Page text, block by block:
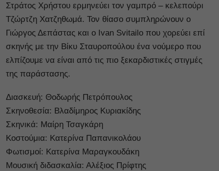
Στράτος Χρήστου ερμηνεύει τον γαμπρό – κελεπούρι
Τζώρτζη Χατζηθωμά. Τον θίασο συμπληρώνουν ο
Γιώργος Δεπάστας και ο Ivan Svitailo που χορεύει επί
σκηνής με την Βίκυ Σταυροπούλου ένα νούμερο που
ελπίζουμε να είναι από τις πιο ξεκαρδιστικές στιγμές
της παράστασης.
Διασκευή: Θοδωρής Πετρόπουλος
Σκηνοθεσία: Βλαδίμηρος Κυριακίδης
Σκηνικά: Μαίρη Τσαγκάρη
Κοστούμια: Κατερίνα Παπανικολάου
Φωτισμοί: Κατερίνα Μαραγκουδάκη
Μουσική διδασκαλία: Αλέξιος Πρίφτης